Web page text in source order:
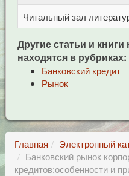
Читальный зал
Другие статьи и книги
находятся в рубриках:
Банковский кредит
Рынок
Главная
Электронный
Банковский рынок
кредитов:особенности и